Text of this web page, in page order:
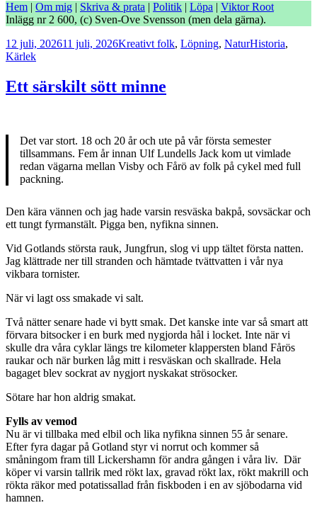
Hem | Om mig | Skriva & prata | Politik | Löpa | Viktor Root
Inlägg nr 2 600, (c) Sven-Ove Svensson (men dela gärna).
Postat
12 juli, 202611 juli, 2026Kategorier
Kreativt folk, Löpning, NaturTaggar
Historia,
Kärlek
Ett särskilt sött minne
Det var stort. 18 och 20 år och ute på vår första semester
tillsammans. Fem år innan Ulf Lundells Jack kom ut vimlade
redan vägarna mellan Visby och Fårö av folk på cykel med full
packning.
Den kära vännen och jag hade varsin resväska bakpå, sovsäckar och
ett tungt fyrmanstält. Pigga ben, nyfikna sinnen.
Vid Gotlands största rauk, Jungfrun, slog vi upp tältet första natten.
Jag klättrade ner till stranden och hämtade tvättvatten i vår nya
vikbara tornister.
När vi lagt oss smakade vi salt.
Två nätter senare hade vi bytt smak. Det kanske inte var så smart att
förvara bitsocker i en burk med nygjorda hål i locket. Inte när vi
skulle dra våra cyklar längs tre kilometer klappersten bland Fårös
raukar och när burken låg mitt i resväskan och skallrade. Hela
bagaget blev sockrat av nygjort nyskakat strösocker.
Sötare har hon aldrig smakat.
Fylls av vemod
Nu är vi tillbaka med elbil och lika nyfikna sinnen 55 år senare.
Efter fyra dagar på Gotland styr vi norrut och kommer så
småningom fram till Lickershamn för andra gången i våra liv. Där
köper vi varsin tallrik med rökt lax, gravad rökt lax, rökt makrill och
rökta räkor med potatissallad från fiskboden i en av sjöbodarna vid
hamnen.